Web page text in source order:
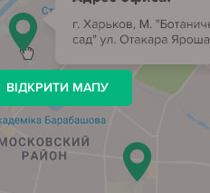
ВІДКРИТИ МАПУ